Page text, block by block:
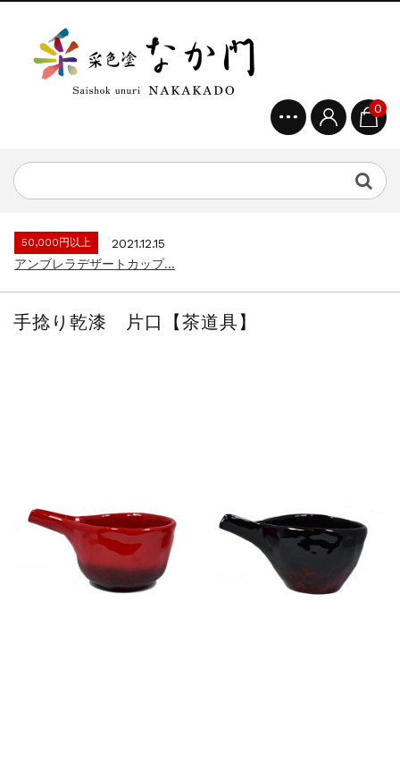
0
50,000円以上
2021.12.15
アンブレラデザートカップ...
手捻り乾漆 片口【茶道具】